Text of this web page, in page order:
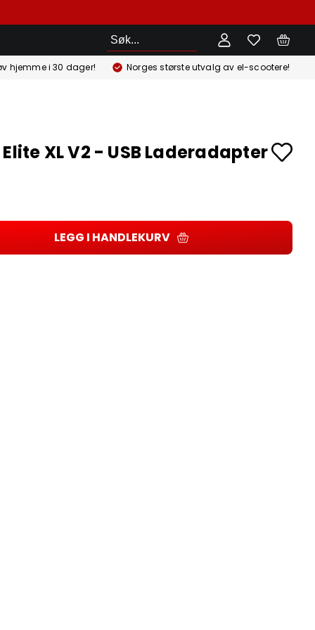
Søk
hjemme i 30 dager! Norges største utvalg av el-scootere!
XL V2 - USB Laderadapter
LEGG I HANDLEKURV